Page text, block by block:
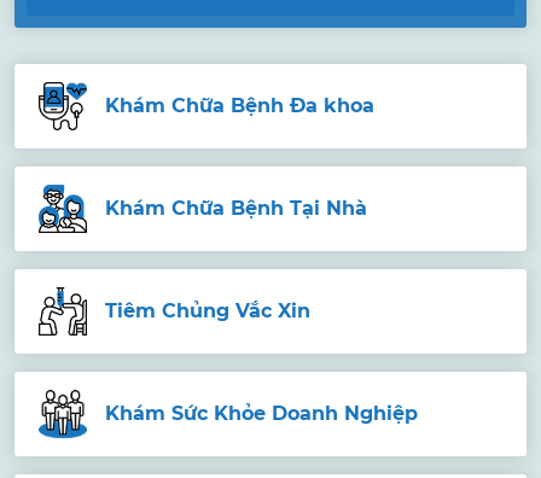
Khám Chữa Bệnh Đa khoa
Khám Chữa Bệnh Tại Nhà
Tiêm Chủng Vắc Xin
Khám Sức Khỏe Doanh Nghiệp